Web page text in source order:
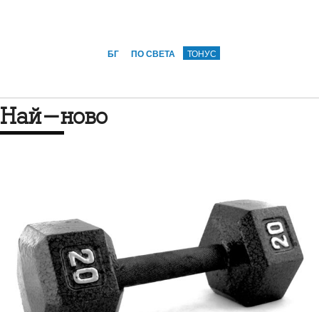
БГ ПО СВЕТА ТОНУС
Най-ново